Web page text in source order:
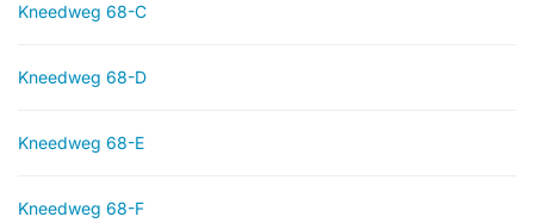
Kneedweg 68-C
Kneedweg 68-D
Kneedweg 68-E
Kneedweg 68-F